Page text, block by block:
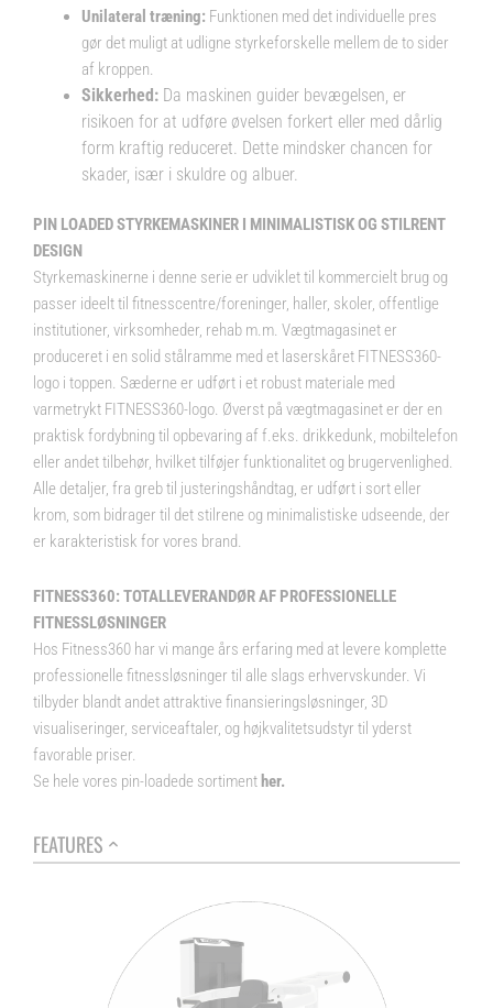
Unilateral træning: Funktionen med det individuelle pres
gør det muligt at udligne styrkeforskelle mellem de to sider
af kroppen.
Sikkerhed: Da maskinen guider bevægelsen, er
risikoen for at udføre øvelsen forkert eller med dårlig
form kraftig reduceret. Dette mindsker chancen for
skader, især i skuldre og albuer.
PIN LOADED STYRKEMASKINER I MINIMALISTISK OG STILRENT
DESIGN
Styrkemaskinerne i denne serie er udviklet til kommercielt brug og
passer ideelt til fitnesscentre/foreninger, haller, skoler, offentlige
institutioner, virksomheder, rehab m.m. Vægtmagasinet er
produceret i en solid stålramme med et laserskåret FITNESS360-
logo i toppen. Sæderne er udført i et robust materiale med
varmetrykt FITNESS360-logo. Øverst på vægtmagasinet er der en
praktisk fordybning til opbevaring af f.eks. drikkedunk, mobiltelefon
eller andet tilbehør, hvilket tilføjer funktionalitet og brugervenlighed.
Alle detaljer, fra greb til justeringshåndtag, er udført i sort eller
krom, som bidrager til det stilrene og minimalistiske udseende, der
er karakteristisk for vores brand.
FITNESS360: TOTALLEVERANDØR AF PROFESSIONELLE
FITNESSLØSNINGER
Hos Fitness360 har vi mange års erfaring med at levere komplette
professionelle fitnessløsninger til alle slags erhvervskunder. Vi
tilbyder blandt andet attraktive finansieringsløsninger, 3D
visualiseringer, serviceaftaler, og højkvalitetsudstyr til yderst
favorable priser.
Se hele vores pin-loadede sortiment her.
FEATURES